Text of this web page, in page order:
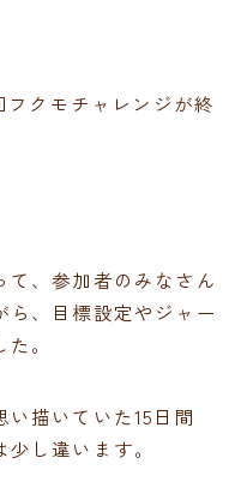
フクモチャレンジが終
、参加者のみなさん
ら、目標設定やジャー
。
描いていた15日間
し違います。